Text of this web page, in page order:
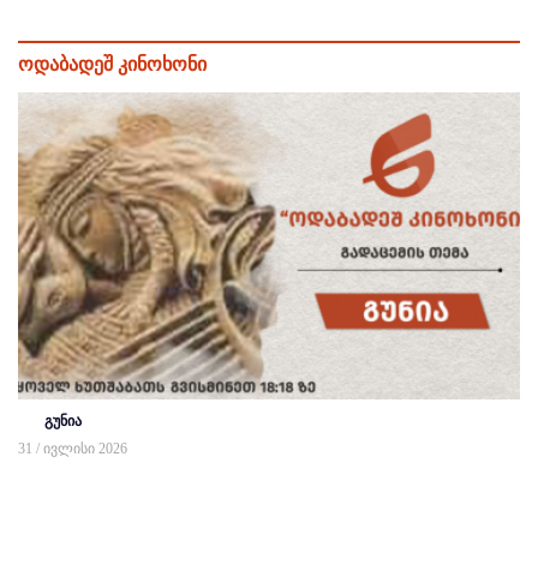
ოდაბადეშ კინოხონი
გუნია
31 / ივლისი 2026